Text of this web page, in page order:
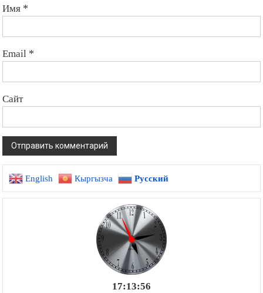
Имя *
Email *
Сайт
English Кыргызча Русский
17:13:57